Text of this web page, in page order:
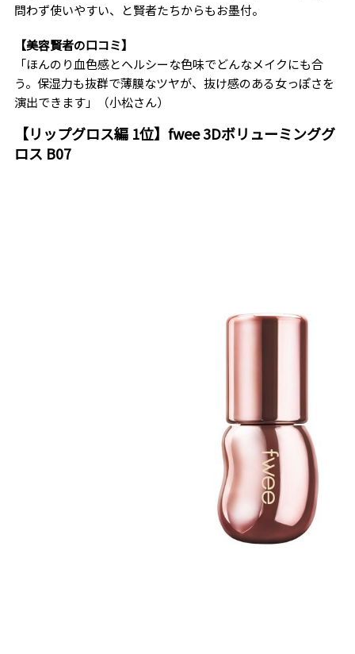
問わず使いやすい、と賢者たちからもお墨付。
【美容賢者の口コミ】
「ほんのり血色感とヘルシーな色味でどんなメイクにも合
う。保湿力も抜群で薄膜なツヤが、抜け感のある女っぽさを
演出できます」（小松さん）
【リップグロス編 1位】fwee 3Dボリューミンググ
ロス B07